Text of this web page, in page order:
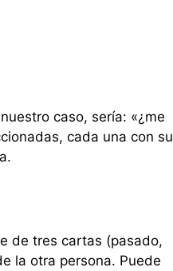
caso, sería: «¿me
cada una con su
de tres cartas (pasado,
la otra persona. Puede